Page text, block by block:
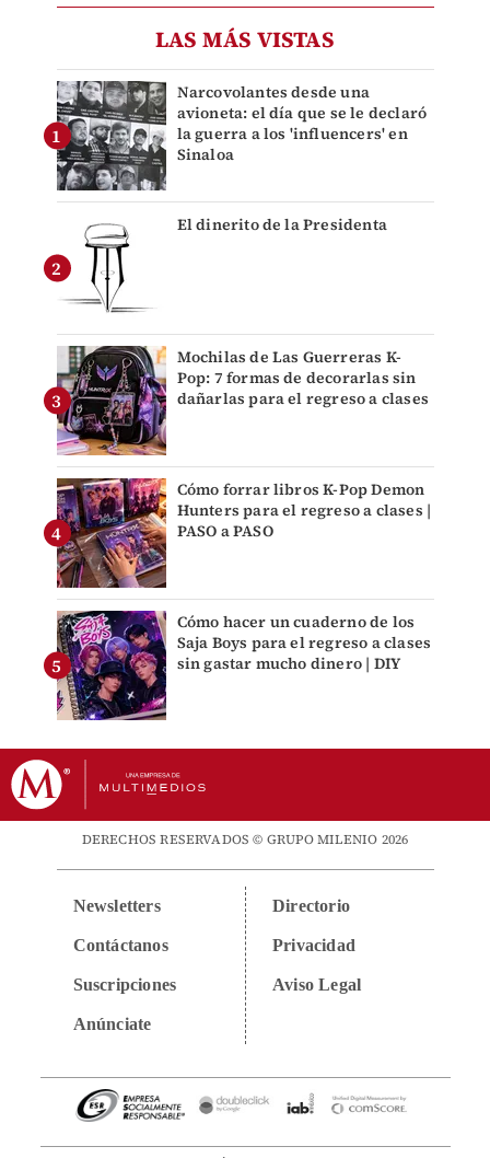
LAS MÁS VISTAS
Narcovolantes desde una
avioneta: el día que se le declaró
la guerra a los 'influencers' en
Sinaloa
El dinerito de la Presidenta
Mochilas de Las Guerreras K-
Pop: 7 formas de decorarlas sin
dañarlas para el regreso a clases
Cómo forrar libros K-Pop Demon
Hunters para el regreso a clases |
PASO a PASO
Cómo hacer un cuaderno de los
Saja Boys para el regreso a clases
sin gastar mucho dinero | DIY
DERECHOS RESERVADOS © GRUPO MILENIO 2026
Newsletters
Contáctanos
Suscripciones
Anúnciate
Directorio
Privacidad
Aviso Legal